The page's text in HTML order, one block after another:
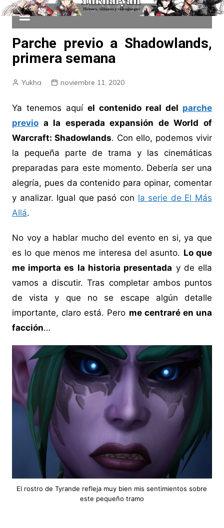
Parche previo a Shadowlands,
primera semana
Yukha noviembre 11, 2020
Ya tenemos aquí el contenido real del parche
previoa la esperada expansión de World of
Warcraft: Shadowlands. Con ello, podemos vivir
la pequeña parte de trama y las cinemáticas
preparadas para este momento. Debería ser una
alegría, pues da contenido para opinar, comentar
y analizar. Igual que pasó con la serie de El Más
Allá.
No voy a hablar mucho del evento en si, ya que
es lo que menos me interesa del asunto. Lo que
me importa es la historia presentada y de ella
vamos a discutir. Tras completar ambos puntos
de vista y que no se escape algún detalle
importante, claro está. Pero me centraré en una
facción…
El rostro de Tyrande refleja muy bien mis sentimientos sobre
este pequeño tramo